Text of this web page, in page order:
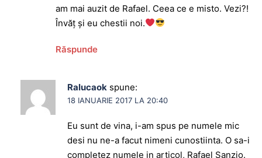
am mai auzit de Rafael. Ceea ce e misto. Vezi?!
Învăț și eu chestii noi.
Răspunde
Ralucaok spune:
18 IANUARIE 2017 LA 20:40
Eu sunt de vina, i-am spus pe numele mic
desi nu ne-a facut nimeni cunostiinta. O sa-i
completez numele in articol, Rafael Sanzio.